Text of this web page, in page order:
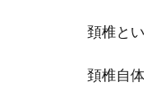
頚椎と
頚椎自